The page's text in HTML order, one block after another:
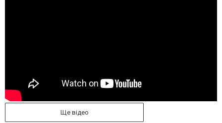
Ще відео